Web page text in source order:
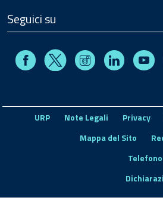
Seguici su
FacebookX InstagramLinkedin
URP Note Legali Privacy
Mappa del Sito